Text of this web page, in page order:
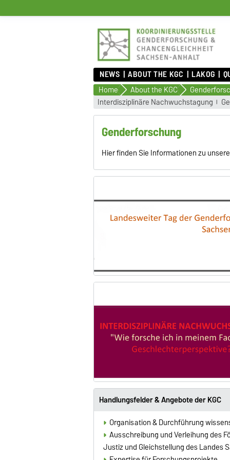
NEWS ABOUT THE KGC LAKOG
Home About the KGC
Interdisziplinäre Nachwuchstagung
Genderforschung
Hier finden Sie Informationen zu
Handlungsfelder & Angebote der KGC
Organisation & Durchführung
Ausschreibung und Verleihung des
Justiz und Gleichstellung des Landes